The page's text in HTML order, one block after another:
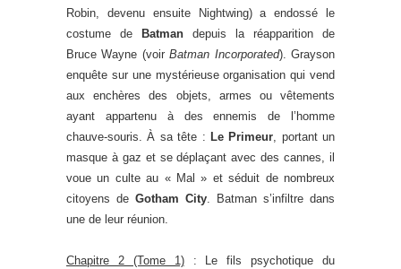
Robin, devenu ensuite Nightwing) a endossé le
costume de
Batman depuis la réapparition de
Bruce Wayne (voirBatman Incorporated). Grayson
enquête sur une mystérieuse organisation qui vend
aux enchères des objets, armes ou vêtements
ayant appartenu à des ennemis de l’homme
chauve-souris. À sa tête : Le Primeur, portant un
masque à gaz et se déplaçant avec des cannes, il
voue un culte au « Mal » et séduit de nombreux
citoyens de Gotham City. Batman s’infiltre dans
une de leur réunion.
Chapitre 2 (Tome 1): Le fils psychotique du